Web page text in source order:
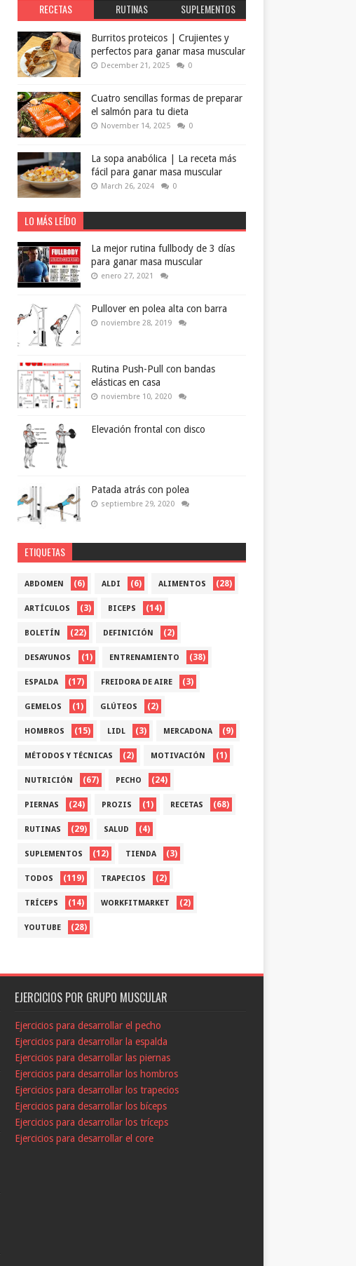
RECETAS RUTINAS SUPLEMENTOS
Burritos proteicos | Crujientes y
perfectos para ganar masa muscular
December 21, 2025 0
Cuatro sencillas formas de preparar
el salmón para tu dieta
November 14, 2025 0
La sopa anabólica | La receta más
fácil para ganar masa muscular
March 26, 2024 0
LO MÁS LEÍDO
La mejor rutina fullbody de 3 días
para ganar masa muscular
enero 27, 2021
Pullover en polea alta con barra
noviembre 28, 2019
Rutina Push-Pull con bandas
elásticas en casa
noviembre 10, 2020
Elevación frontal con disco
Patada atrás con polea
septiembre 29, 2020
ETIQUETAS
ABDOMEN (6) ALDI (6) ALIMENTOS (28)
ARTÍCULOS (3) BICEPS (14)
BOLETÍN (22) DEFINICIÓN (2)
DESAYUNOS (1) ENTRENAMIENTO (38)
ESPALDA (17) FREIDORA DE AIRE (3)
GEMELOS (1) GLÚTEOS (2)
HOMBROS (15) LIDL (3) MERCADONA (9)
MÉTODOS Y TÉCNICAS (2) MOTIVACIÓN (1)
NUTRICIÓN (67) PECHO (24)
PIERNAS (24) PROZIS (1) RECETAS (68)
RUTINAS (29) SALUD (4)
SUPLEMENTOS (12) TIENDA (3)
TODOS (119) TRAPECIOS (2)
TRÍCEPS (14) WORKFITMARKET (2)
YOUTUBE (28)
EJERCICIOS POR GRUPO MUSCULAR
Ejercicios para desarrollar el pecho
Ejercicios para desarrollar la espalda
Ejercicios para desarrollar las piernas
Ejercicios para desarrollar los hombros
Ejercicios para desarrollar los trapecios
Ejercicios para desarrollar los bíceps
Ejercicios para desarrollar los tríceps
Ejercicios para desarrollar el core